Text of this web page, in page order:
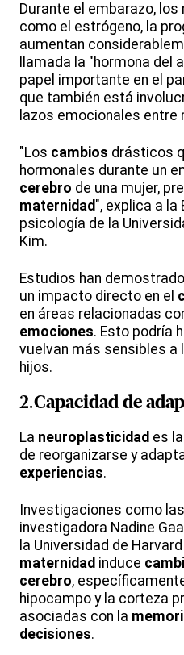
Durante el embarazo, los
como el estrógeno, la
aumentan
llamada la "hormona del
papel importante en el
que también está
lazos emocionales entre
"Los cambios drásticos
hormonales durante un
cerebro de una mujer,
maternidad", explica a la
psicología de la
Kim.
Estudios han
un impacto directo en el
en áreas relacionadas
emociones. Esto podría
vuelvan más sensibles a
hijos.
2.Capacidad de
La neuroplasticidad es
de reorganizarse y
experiencias.
Investigaciones como
investigadora Nadine
la Universidad de
maternidad induce
cerebro,
hipocampo y la corteza
asociadas con la
decisiones.